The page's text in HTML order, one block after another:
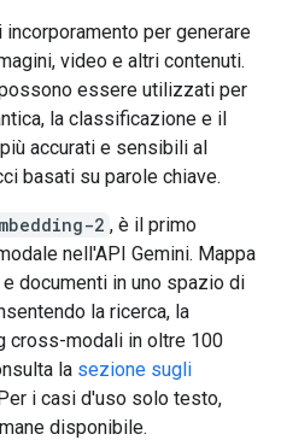
per generare
video e altri contenuti.
essere utilizzati per
la classificazione e il
accurati e sensibili al
basati su parole chiave.
2 , è il primo
nell'API Gemini. Mappa
documenti in uno spazio di
la ricerca, la
cross-modali in oltre 100
la sezione sugli
i casi d'uso solo testo,
disponibile.